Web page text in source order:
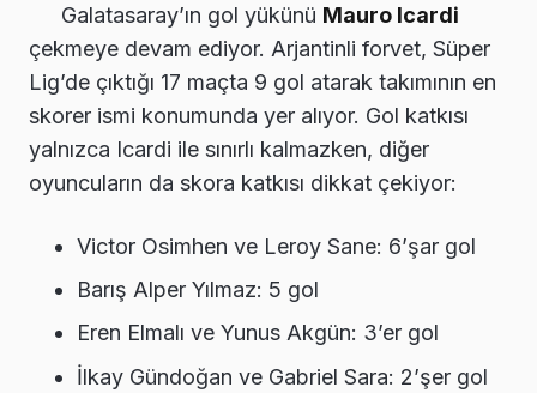
Galatasaray’ın gol yükünü Mauro Icardi
çekmeye devam ediyor. Arjantinli forvet, Süper
Lig’de çıktığı 17 maçta 9 gol atarak takımının en
skorer ismi konumunda yer alıyor. Gol katkısı
yalnızca Icardi ile sınırlı kalmazken, diğer
oyuncuların da skora katkısı dikkat çekiyor:
Victor Osimhen ve Leroy Sane: 6’şar gol
Barış Alper Yılmaz: 5 gol
Eren Elmalı ve Yunus Akgün: 3’er gol
İlkay Gündoğan ve Gabriel Sara: 2’şer gol